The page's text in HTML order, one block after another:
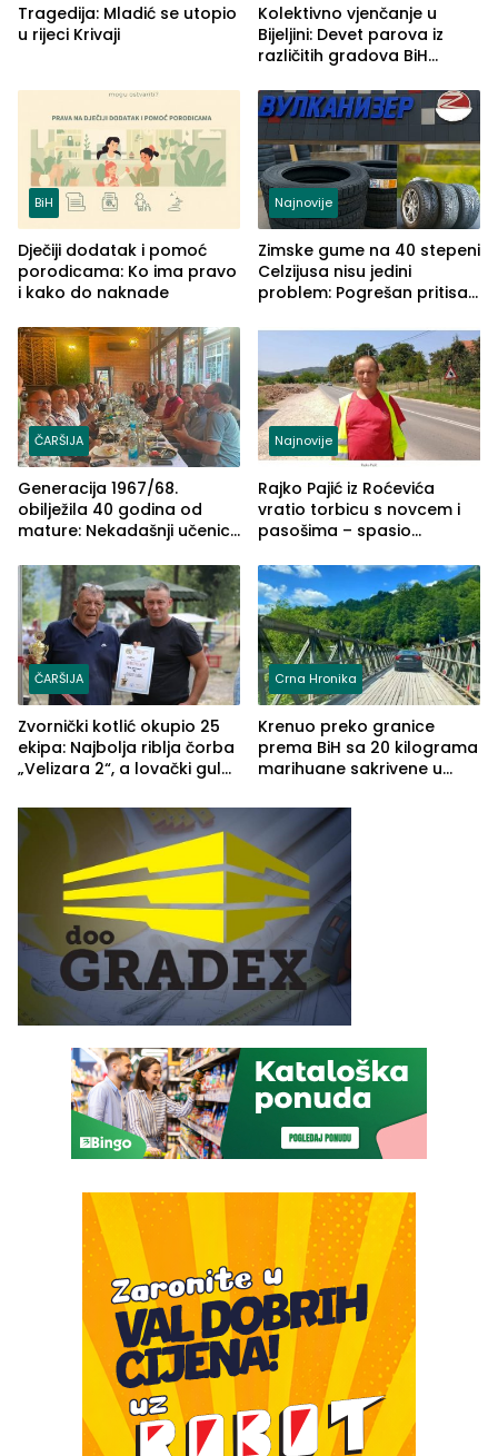
Tragedija: Mladić se utopio
u rijeci Krivaji
Kolektivno vjenčanje u
Bijeljini: Devet parova iz
različitih gradova BiH
BiH
Dječiji dodatak i pomoć
porodicama: Ko ima pravo
i kako do naknade
Najnovije
Zimske gume na 40 stepeni
Celzijusa nisu jedini
problem: Pogrešan pritisak
ČARŠIJA
Generacija 1967/68.
obilježila 40 godina od
mature: Nekadašnji učenici
(FOTO)
Najnovije
Rajko Pajić iz Roćevića
vratio torbicu s novcem i
pasošima – spasio
Grčkoj
ČARŠIJA
Zvornički kotlić okupio 25
ekipa: Najbolja riblja čorba
„Velizara 2“, a lovački gulaš
Crna Hronika
Krenuo preko granice
prema BiH sa 20 kilograma
marihuane sakrivene u